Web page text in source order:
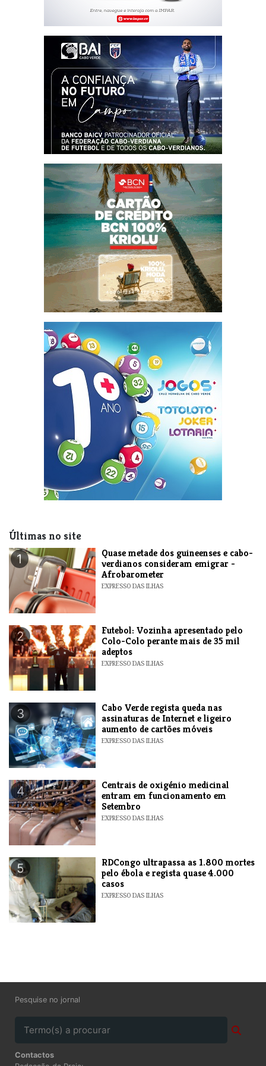
Últimas no site
1
Quase metade dos guineenses e cabo-
verdianos consideram emigrar -
Afrobarometer
EXPRESSO DAS ILHAS
2
Futebol: Vozinha apresentado pelo
Colo-Colo perante mais de 35 mil
adeptos
EXPRESSO DAS ILHAS
3
Cabo Verde regista queda nas
assinaturas de Internet e ligeiro
aumento de cartões móveis
EXPRESSO DAS ILHAS
4
Centrais de oxigénio medicinal
entram em funcionamento em
Setembro
EXPRESSO DAS ILHAS
5
RDCongo ultrapassa as 1.800 mortes
pelo ébola e regista quase 4.000
casos
EXPRESSO DAS ILHAS
Pesquise no jornal
Contactos